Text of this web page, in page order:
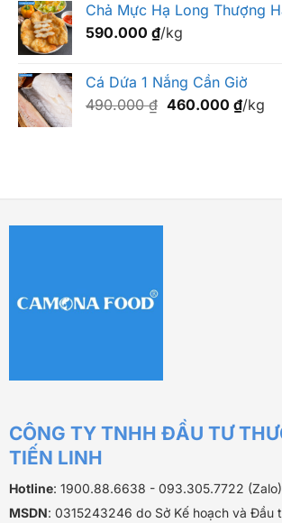
Chả Mực Hạ Long Thượng
590.000 ₫/kg
Cá Dứa 1 Nắng Cần Giờ
490.000₫ Giá
460.000 ₫Giá
/kg
CÔNG TY TNHH ĐẦU TƯ
TIẾN LINH
Hotline: 1900.88.6638 - 093.305.7722 (Zalo)
MSDN: 0315243246 do Sở Kế hoạch và Đầu